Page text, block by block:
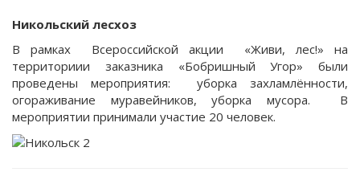
Никольский лесхоз
В рамках Всероссийской акции «Живи, лес!» на
территориии заказника «Бобришный Угор» были
проведены мероприятия: уборка захламлённости,
огораживание муравейников, уборка мусора. В
мероприятии принимали участие 20 человек.